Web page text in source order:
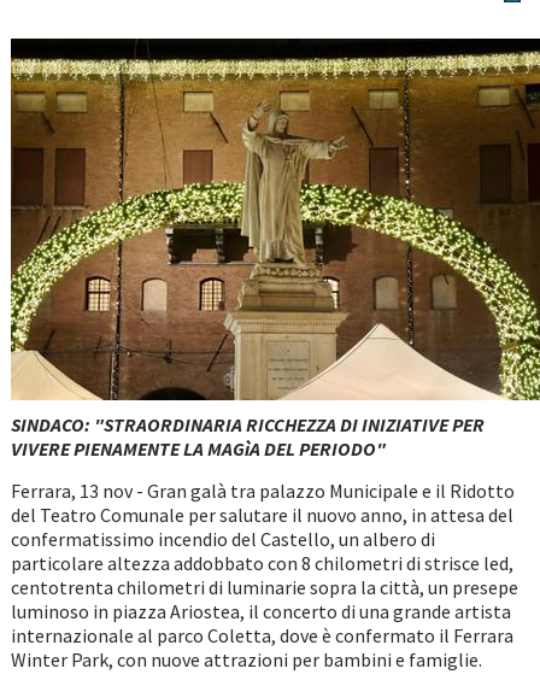
SINDACO: "STRAORDINARIA RICCHEZZA DI INIZIATIVE PER
VIVERE PIENAMENTE LA MAGìA DEL PERIODO"
Ferrara, 13 nov - Gran galà tra palazzo Municipale e il Ridotto
del Teatro Comunale per salutare il nuovo anno, in attesa del
confermatissimo incendio del Castello, un albero di
particolare altezza addobbato con 8 chilometri di strisce led,
centotrenta chilometri di luminarie sopra la città, un presepe
luminoso in piazza Ariostea, il concerto di una grande artista
internazionale al parco Coletta, dove è confermato il Ferrara
Winter Park, con nuove attrazioni per bambini e famiglie.